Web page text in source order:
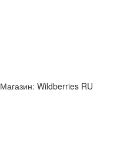
Магазин: Wildberries RU